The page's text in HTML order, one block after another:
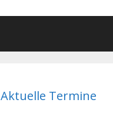
Aktuelle Termine